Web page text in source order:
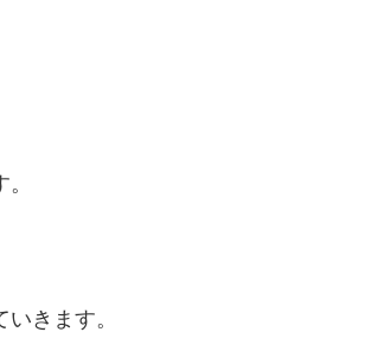
きます。